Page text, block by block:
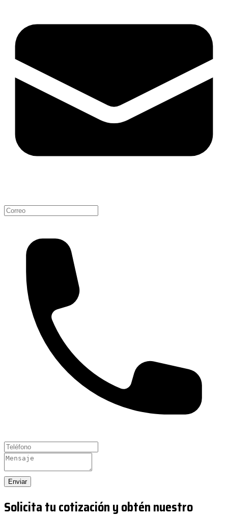
Enviar
Solicita tu cotización y obtén nuestro